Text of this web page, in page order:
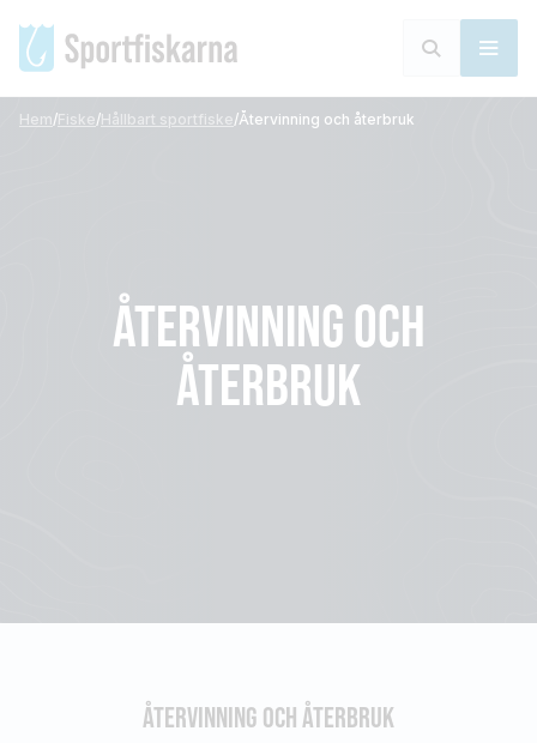
Hem/Fiske/Hållbart sportfiske/Återvinning och återbruk
ÅTERVINNING OCH
ÅTERBRUK
ÅTERVINNING OCH ÅTERBRUK